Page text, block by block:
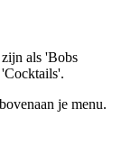
als 'Bobs
je menu.